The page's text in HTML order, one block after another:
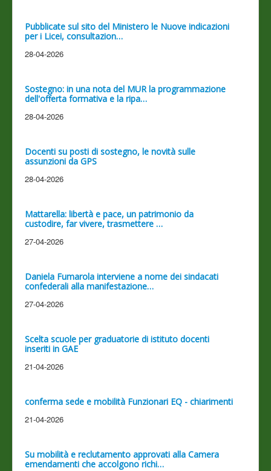
Pubblicate sul sito del Ministero le Nuove indicazioni
per i Licei, consultazion…
28-04-2026
Sostegno: in una nota del MUR la programmazione
dell'offerta formativa e la ripa…
28-04-2026
Docenti su posti di sostegno, le novità sulle
assunzioni da GPS
28-04-2026
Mattarella: libertà e pace, un patrimonio da
custodire, far vivere, trasmettere …
27-04-2026
Daniela Fumarola interviene a nome dei sindacati
confederali alla manifestazione…
27-04-2026
Scelta scuole per graduatorie di istituto docenti
inseriti in GAE
21-04-2026
conferma sede e mobilità Funzionari EQ - chiarimenti
21-04-2026
Su mobilità e reclutamento approvati alla Camera
emendamenti che accolgono richi…